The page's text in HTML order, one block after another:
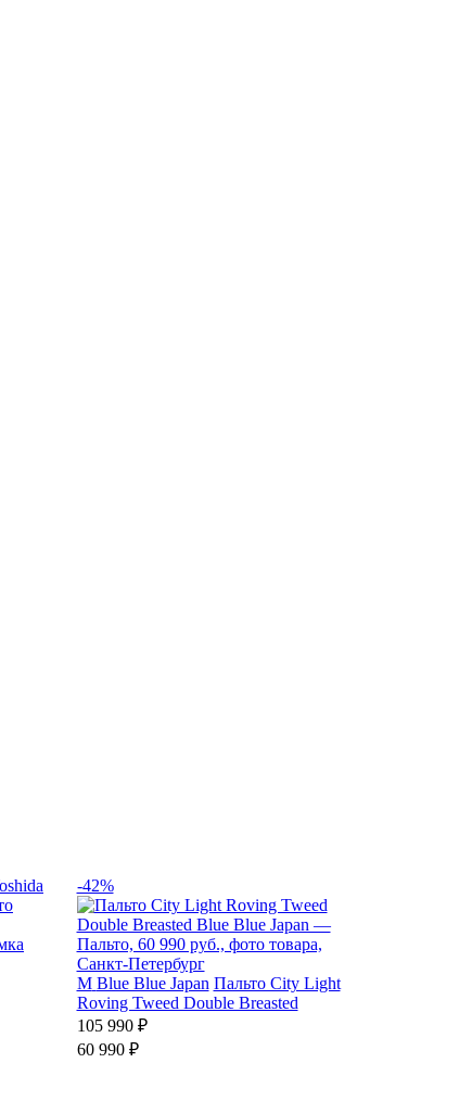
-42%
M Blue Blue Japan Пальто City Light
Roving Tweed Double Breasted
105 990 ₽
60 990 ₽